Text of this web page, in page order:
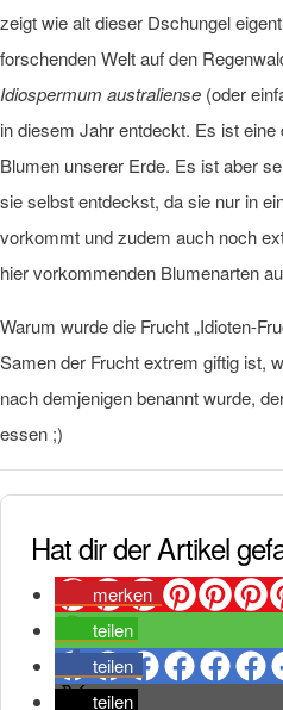
zeigt wie alt dieser Dschungel
forschenden Welt auf den
Idiospermum australiense (oder
in diesem Jahr entdeckt. Es ist
Blumen unserer Erde. Es ist aber
sie selbst entdeckst, da sie nur in
vorkommt und zudem auch noch
hier vorkommenden Blumenarten
Warum wurde die Frucht „Idioten-
Samen der Frucht extrem giftig ist,
nach demjenigen benannt wurde,
essen ;)
Hat dir der Artikel
merken
teilen
teilen
teilen